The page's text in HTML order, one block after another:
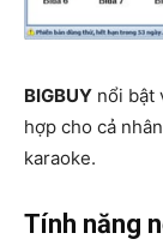
BIGBUY nổi bật
hợp cho cả
karaoke.
Tính năng